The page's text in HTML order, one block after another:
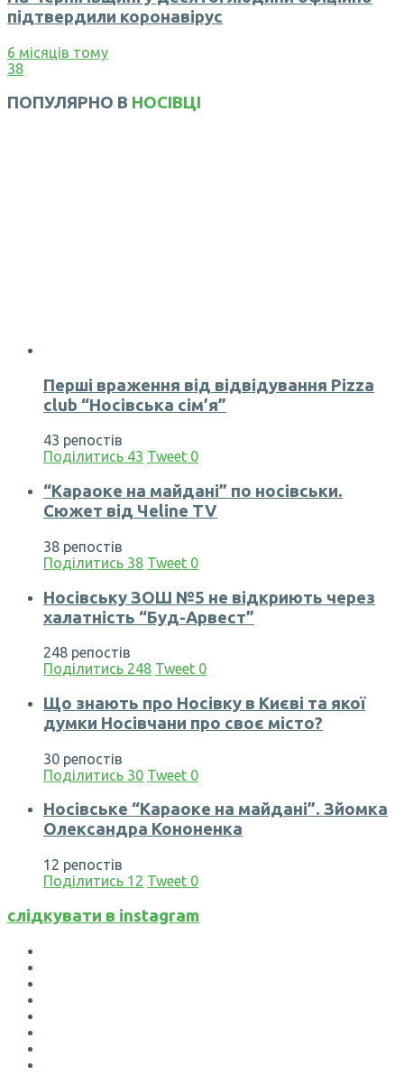
підтвердили коронавірус
6 місяців тому
38
ПОПУЛЯРНО В НОСІВЦІ
Перші враження від відвідування Pizza
club “Носівська сім’я”
43 репостів
Поділитись 43 Tweet 0
“Караоке на майдані” по носівськи.
Сюжет від Чеline TV
38 репостів
Поділитись 38 Tweet 0
Носівську ЗОШ №5 не відкриють через
халатність “Буд-Арвест”
248 репостів
Поділитись 248 Tweet 0
Що знають про Носівку в Києві та якої
думки Носівчани про своє місто?
30 репостів
Поділитись 30 Tweet 0
Носівське “Караоке на майдані”. Зйомка
Олександра Кононенка
12 репостів
Поділитись 12 Tweet 0
слідкувати в instagram